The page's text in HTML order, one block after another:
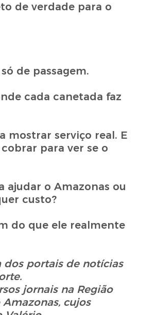
de verdade para o
de passagem.
cada canetada faz
mostrar serviço real. E
para ver se o
ajudar o Amazonas ou
custo?
do que ele realmente
dos portais de notícias
jornais na Região
cujos